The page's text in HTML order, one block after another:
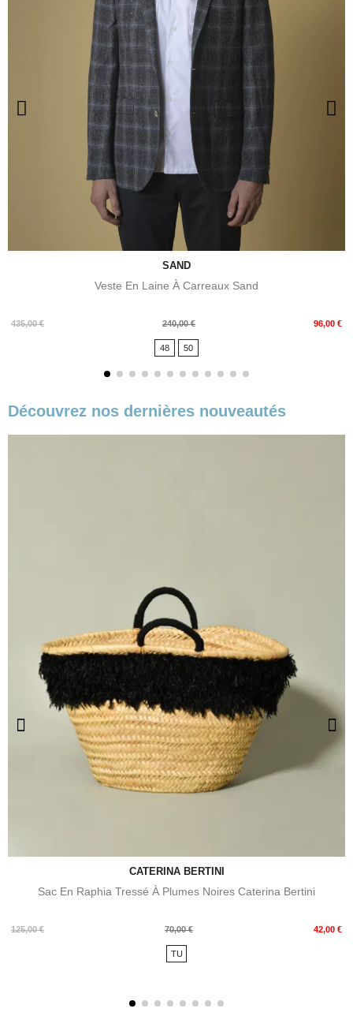
SAND
Veste En Laine À Carreaux Sand
435,00 €
Prix
240,00 € 96,00 €
Prix
48 50
Découvrez nos dernières nouveautés
CATERINA BERTINI
Sac En Raphia Tressé À Plumes Noires Caterina Bertini
125,00 €
Prix
70,00 € 42,00 €
Prix
TU